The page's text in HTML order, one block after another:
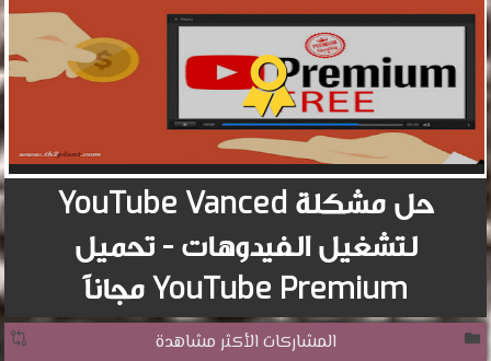
حل مشكلة YouTube Vanced
لتشغيل الفيدوهات - تحميل
YouTube Premium مجاناً
المشاركات الأكثر مشاهدة